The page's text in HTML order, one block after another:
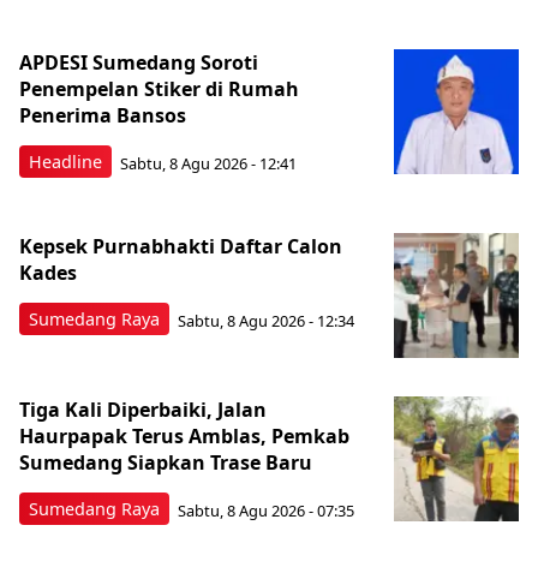
Headline
APDESI Sumedang Soroti
Penempelan Stiker di Rumah
Penerima Bansos
Sabtu, 8 Agu 2026 - 12:41
Sumedang Raya
Kepsek Purnabhakti Daftar Calon
Kades
Sabtu, 8 Agu 2026 - 12:34
Sumedang Raya
Tiga Kali Diperbaiki, Jalan
Haurpapak Terus Amblas, Pemkab
Sumedang Siapkan Trase Baru
Sabtu, 8 Agu 2026 - 07:35